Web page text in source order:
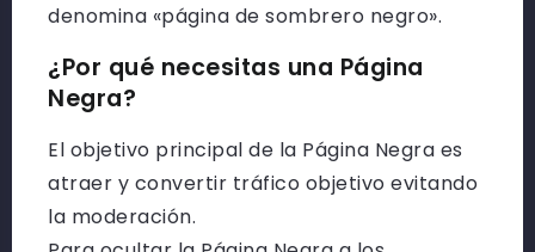
denomina «página de sombrero negro».
¿Por qué necesitas una Página
Negra?
El objetivo principal de la Página Negra es
atraer y convertir tráfico objetivo evitando
la moderación.